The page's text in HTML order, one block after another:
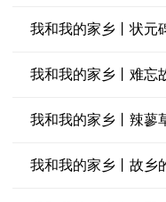
我和我的家乡丨状元
我和我的家乡丨难忘
我和我的家乡丨辣蓼
我和我的家乡丨故乡